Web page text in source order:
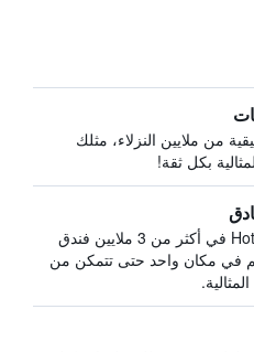
من ملايين النزلاء، مثلك
بكل ثقة!
يبحث HotelsCombined في أكثر من 3 ملايين فندق
في مكان واحد حتى تتمكن من